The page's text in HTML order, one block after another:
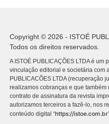
Copyright © 2026 - ISTOÉ
Todos os direitos reservados.
A ISTOÉ PUBLICAÇÕES LTDA é
vinculação editorial e societária com
PUBLICACÕES LTDA (recuperação
realizamos cobranças e que
contrato de assinatura da revista
autorizamos terceiros a fazê-lo, nos
conteúdo digital “https://istoe.com.br